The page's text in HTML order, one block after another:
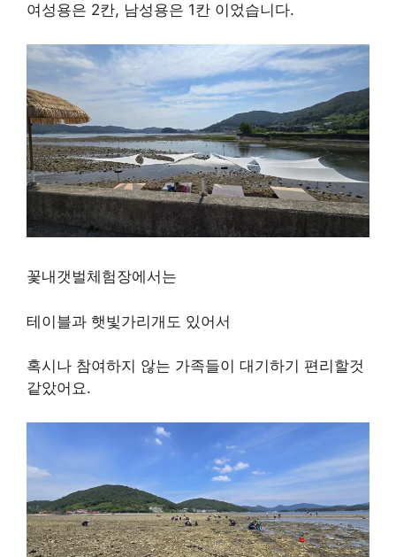
여성용은 2칸, 남성용은 1칸 이었습니다.
꽃내갯벌체험장에서는
테이블과 햇빛가리개도 있어서
혹시나 참여하지 않는 가족들이 대기하기 편리할것
같았어요.